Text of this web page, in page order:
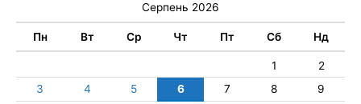
Серпень 2026
Пн Вт Ср Чт Пт Сб Нд
1
2
3
4 5 6 7 8
9